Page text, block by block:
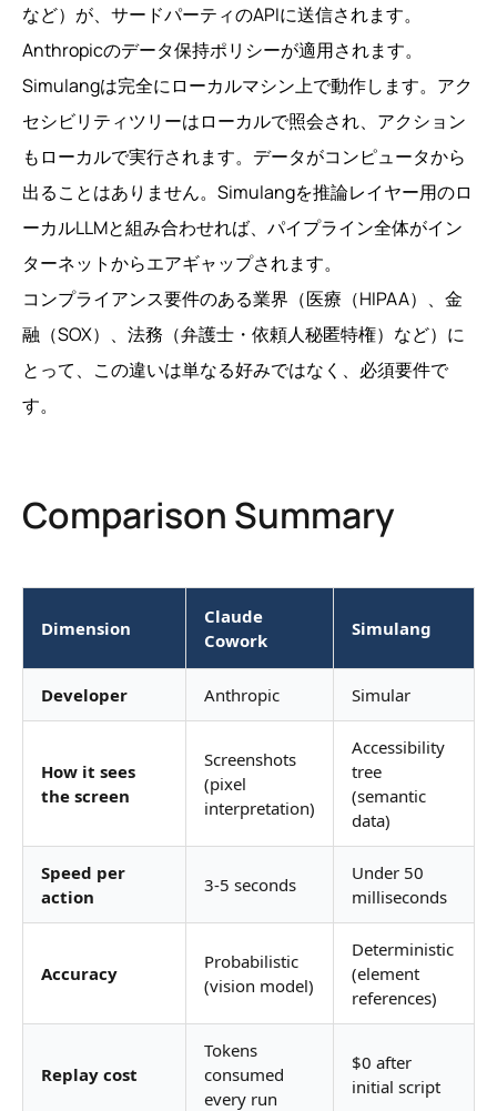
など）が、サードパーティのAPIに送信されます。
Anthropicのデータ保持ポリシーが適用されます。
Simulangは完全にローカルマシン上で動作します。アク
セシビリティツリーはローカルで照会され、アクション
もローカルで実行されます。データがコンピュータから
出ることはありません。Simulangを推論レイヤー用のロ
ーカルLLMと組み合わせれば、パイプライン全体がイン
ターネットからエアギャップされます。
コンプライアンス要件のある業界（医療（HIPAA）、金
融（SOX）、法務（弁護士・依頼人秘匿特権）など）に
とって、この違いは単なる好みではなく、必須要件で
す。
Comparison Summary
Dimension
Claude
Cowork
Simulang
Developer Anthropic Simular
How it sees
the screen
Screenshots
(pixel
interpretation)
Accessibility
tree
(semantic
data)
Speed per
action
3-5 seconds
Under 50
milliseconds
Accuracy
Probabilistic
(vision model)
Deterministic
(element
references)
Replay cost
Tokens
consumed
every run
$0 after
initial script